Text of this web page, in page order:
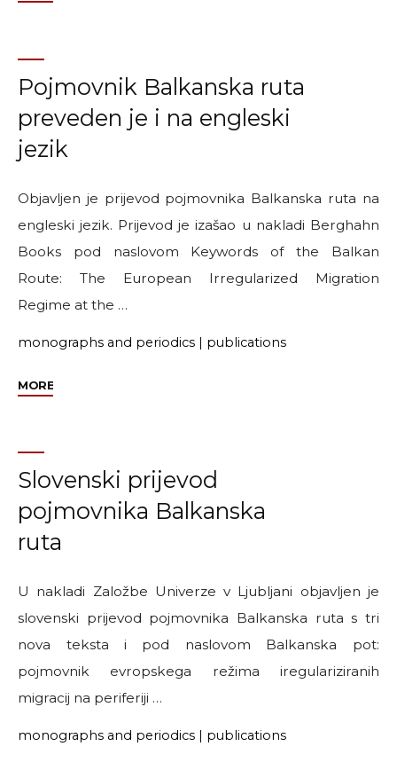
Narodne
Pojmovnik Balkanska ruta
preveden je i na engleski
jezik
Objavljen je prijevod pojmovnika Balkanska ruta na
engleski jezik. Prijevod je izašao u nakladi Berghahn
Books pod naslovom Keywords of the Balkan
Route: The European Irregularized Migration
Regime at the …
monographs and periodics | publications
MORE"Pojmovnik
je
na
engleski
Slovenski prijevod
pojmovnika Balkanska
ruta
U nakladi Založbe Univerze v Ljubljani objavljen je
slovenski prijevod pojmovnika Balkanska ruta s tri
nova teksta i pod naslovom Balkanska pot:
pojmovnik evropskega režima iregulariziranih
migracij na periferiji …
monographs and periodics | publications